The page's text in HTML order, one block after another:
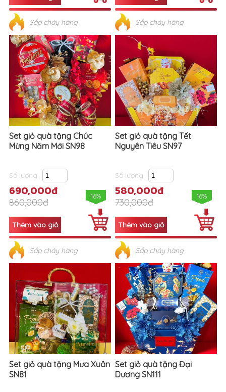
Sắp cháy hàng Sắp cháy hàng
Set giỏ quà tặng Chúc
Mừng Năm Mới SN98
Số lượng
690,000đ
860,000đ
16%
Sắp cháy hàng
Set giỏ quà tặng Tết
Nguyên Tiêu SN97
Số lượng
580,000đ
730,000đ
16%
Sắp cháy hàng
Set giỏ quà tặng Mưa Xuân
SN81
Set giỏ quà tặng Đại
Dương SN111